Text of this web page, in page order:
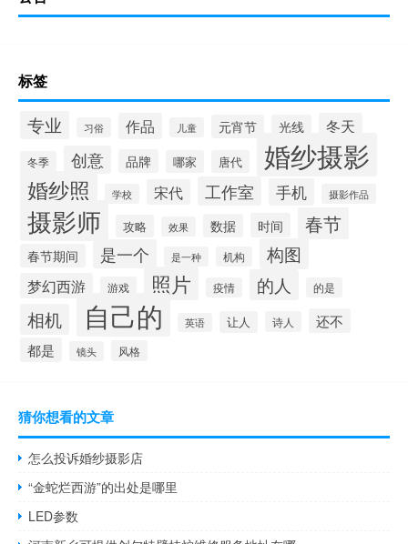
标签
专业 习俗 作品 儿童 元宵节 光线 冬天
冬季 创意 品牌 哪家 唐代 婚纱摄影
婚纱照 学校 宋代 工作室 手机 摄影作品
摄影师 攻略 效果 数据 时间 春节
春节期间 是一个 是一种 机构 构图
梦幻西游 游戏 照片 疫情 的人 的是
相机 自己的 英语 让人 诗人
还不
都是
镜头 风格
猜你想看的文章
怎么投诉婚纱摄影店
“金蛇烂西游”的出处是哪里
LED参数